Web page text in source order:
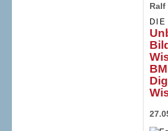
Ralf
DIE